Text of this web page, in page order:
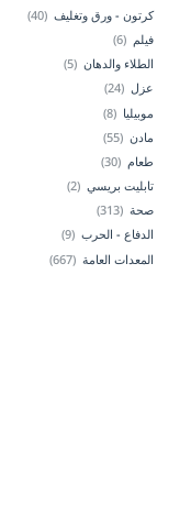
كرتون - ورق وتغليف (40)
فيلم (6)
الطلاء والدهان (5)
عزل (24)
موبيليا (8)
مادن (55)
طعام (30)
تابليت بريسي (2)
صحة (313)
الدفاع - الحرب (9)
المعدات العامة (667)